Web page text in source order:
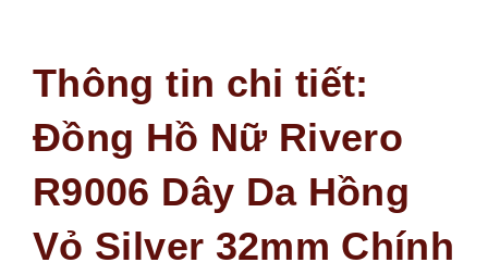
Thông tin chi tiết:
Đồng Hồ Nữ Rivero
R9006 Dây Da Hồng
Vỏ Silver 32mm Chính